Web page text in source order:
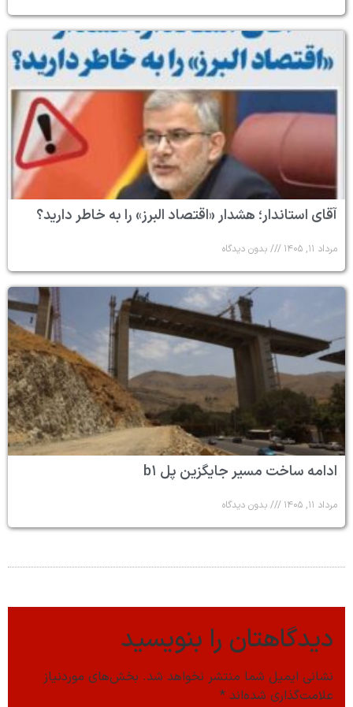
آقای استاندار؛ هشدار «اقتصاد البرز» را به خاطر دارید؟
مرداد ۱۱, ۱۴۰۵ بدون دیدگاه
ادامه ساخت مسیر جایگزین پل b۱
مرداد ۱۱, ۱۴۰۵ بدون دیدگاه
دیدگاهتان را بنویسید
نشانی ایمیل شما منتشر نخواهد شد. بخش‌های موردنیاز
علامت‌گذاری شده‌اند *